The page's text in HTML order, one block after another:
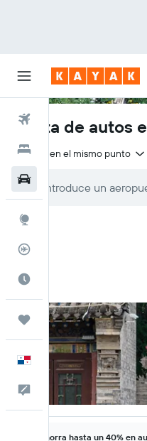
Vuelos
Hoteles
Trips
Español
Comentarios
Renta de autos
Entrega en el mismo punto
Ahorra hasta un 40% en